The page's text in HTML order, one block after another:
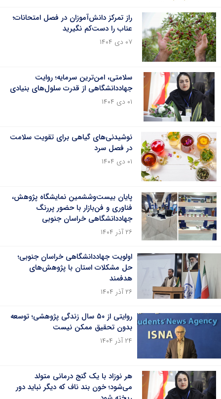
راز تمرکز دانش‌آموزان در فصل امتحانات؛
عناب را دست‌کم نگیرید
۰۷ دی ۱۴۰۴
سلامتی، امن‌ترین سرمایه؛ روایت
جهاددانشگاهی از قدرت سلول‌های بنیادی
۰۱ دی ۱۴۰۴
نوشیدنی‌های گیاهی برای تقویت سلامت
در فصل سرد
۰۱ دی ۱۴۰۴
پایان بیست‌وششمین نمایشگاه پژوهش،
فناوری و فن‌بازار با حضور پررنگ
جهاددانشگاهی خراسان جنوبی
۲۶ آذر ۱۴۰۴
اولویت جهاددانشگاهی خراسان جنوبی؛
حل مشکلات استان با پژوهش‌های
هدفمند
۲۶ آذر ۱۴۰۴
روایتی از ۵۰ سال زندگی پژوهشی؛ توسعه
بدون تحقیق ممکن نیست
۲۴ آذر ۱۴۰۴
هر نوزاد با یک گنج درمانی متولد
می‌شود؛ خون بند ناف که دیگر نباید دور